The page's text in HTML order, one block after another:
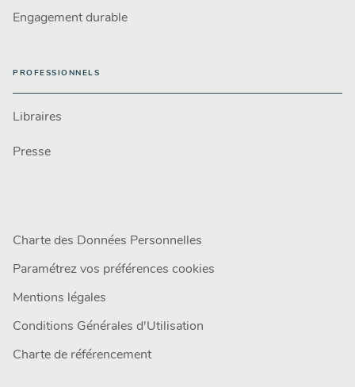
Engagement durable
PROFESSIONNELS
Libraires
Presse
Charte des Données Personnelles
Paramétrez vos préférences cookies
Mentions légales
Conditions Générales d'Utilisation
Charte de référencement